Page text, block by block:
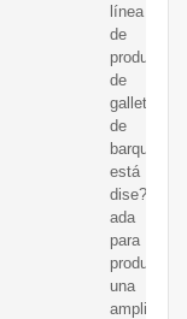
línea
de
producción
de
galletas
de
barquillo
está
dise?
ada
para
producir
una
amplia